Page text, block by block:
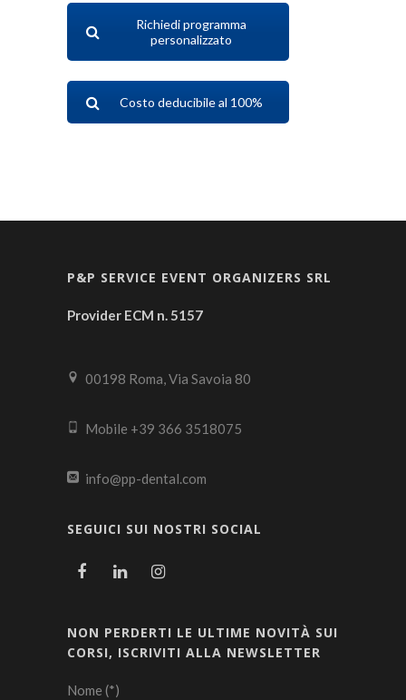
Richiedi programma
personalizzato
Costo deducibile al 100%
P&P SERVICE EVENT ORGANIZERS SRL
Provider ECM n. 5157
00198 Roma, Via Savoia 80
Mobile +39 366 3518075
info@pp-dental.com
SEGUICI SUI NOSTRI SOCIAL
NON PERDERTI LE ULTIME NOVITÀ SUI
CORSI, ISCRIVITI ALLA NEWSLETTER
Nome (*)